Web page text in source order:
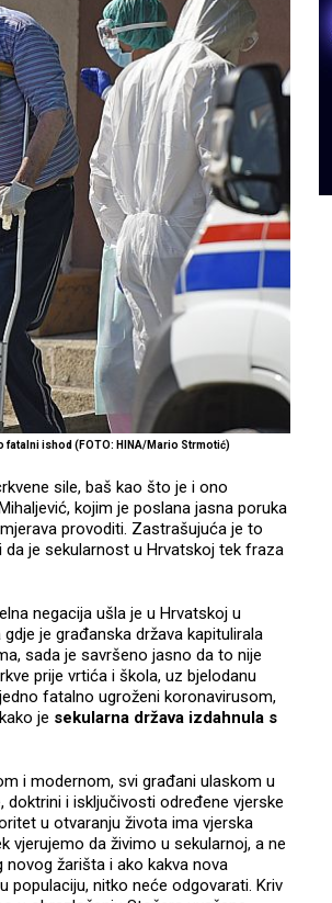
ishod (FOTO: HINA/Mario Strmotić)
sile, baš kao što je i ono
kojim je poslana jasna poruka
provoditi. Zastrašujuća je to
da je sekularnost u Hrvatskoj tek fraza
negacija ušla je u Hrvatskoj u
je građanska država kapitulirala
sada je savršeno jasno da to nije
prije vrtića i škola, uz bjelodanu
fatalno ugroženi koronavirusom,
je sekularna država izdahnula s
i modernom, svi građani ulaskom u
doktrini i isključivosti određene vjerske
u otvaranju života ima vjerska
vjerujemo da živimo u sekularnoj, a ne
novog žarišta i ako kakva nova
nitko neće odgovarati. Kriv